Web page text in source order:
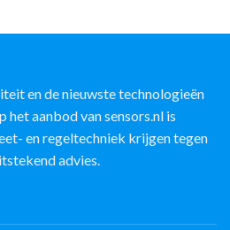
en de nieuwste technologieën
het aanbod van sensors.nl is
en regeltechniek krijgen tegen
advies.